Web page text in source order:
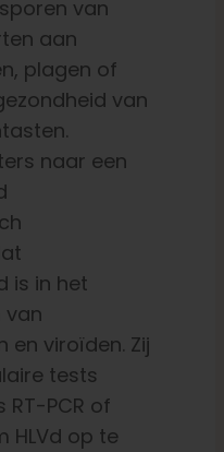
van
aan
plagen of
van
naar een
is in het
van
en viroïden. Zij
tests
RT-PCR of
HLVd op te